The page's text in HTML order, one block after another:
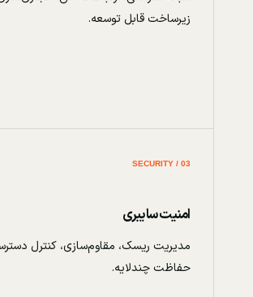
زیرساخت قابل توسعه.
03 / SECURITY
امنیت سایبری
مدیریت ریسک، مقاوم‌سازی، کنترل
حفاظت چندلایه.